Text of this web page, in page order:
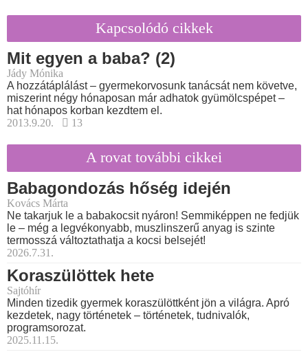
Kapcsolódó cikkek
Mit egyen a baba? (2)
Jády Mónika
A hozzátáplálást – gyermekorvosunk tanácsát nem követve,
miszerint négy hónaposan már adhatok gyümölcspépet –
hat hónapos korban kezdtem el.
2013.9.20.
13
A rovat további cikkei
Babagondozás hőség idején
Kovács Márta
Ne takarjuk le a babakocsit nyáron! Semmiképpen ne fedjük
le – még a legvékonyabb, muszlinszerű anyag is szinte
termosszá változtathatja a kocsi belsejét!
2026.7.31.
Koraszülöttek hete
Sajtóhír
Minden tizedik gyermek koraszülöttként jön a világra. Apró
kezdetek, nagy történetek – történetek, tudnivalók,
programsorozat.
2025.11.15.